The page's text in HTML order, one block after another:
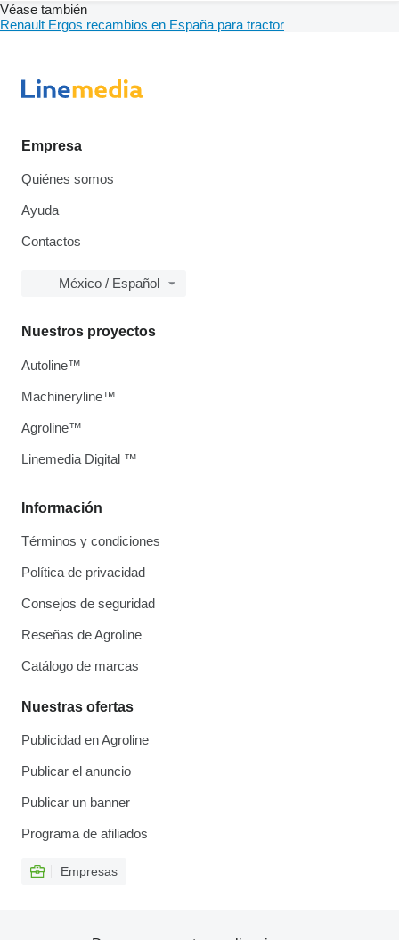
Véase también
Renault Ergos recambios en España para tractor
Empresa
Quiénes somos
Ayuda
Contactos
México / Español
Información
Términos y condiciones
Política de privacidad
Consejos de seguridad
Reseñas de Agroline
Catálogo de marcas
Nuestras ofertas
Publicidad en Agroline
Publicar el anuncio
Publicar un banner
Programa de afiliados
Empresas
Nuestros proyectos
Autoline™
Machineryline™
Agroline™
Linemedia Digital ™